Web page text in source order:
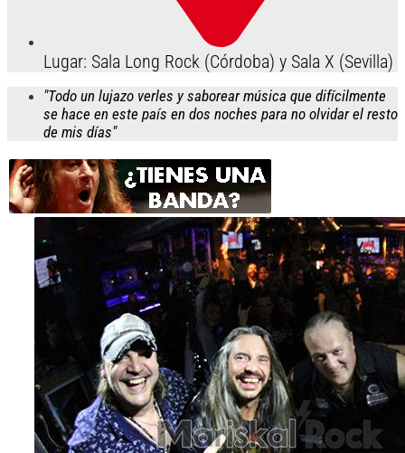
Lugar: Sala Long Rock (Córdoba) y Sala X (Sevilla)
"Todo un lujazo verles y saborear música que difícilmente
se hace en este país en dos noches para no olvidar el resto
de mis días"